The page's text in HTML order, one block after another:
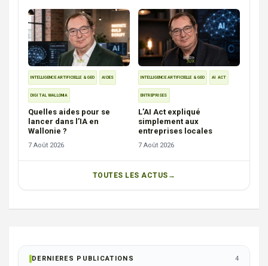
INTELLIGENCE ARTIFICIELLE & GEO AIDES
DIGITAL WALLONIA
Quelles aides pour se
lancer dans l’IA en
Wallonie ?
7 Août 2026
INTELLIGENCE ARTIFICIELLE & GEO AI ACT
ENTREPRISES
L’AI Act expliqué
simplement aux
entreprises locales
7 Août 2026
TOUTES LES ACTUS
DERNIERES PUBLICATIONS 4